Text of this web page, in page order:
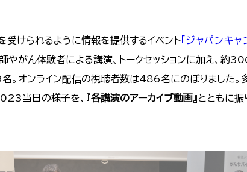
けられるように情報を提供するイベント「ジャパンキ
やがん体験者による講演、トークセッションに加え、約
。オンライン配信の視聴者数は486名にのぼりました。
当日の様子を、『各講演のアーカイブ動画 』とともに